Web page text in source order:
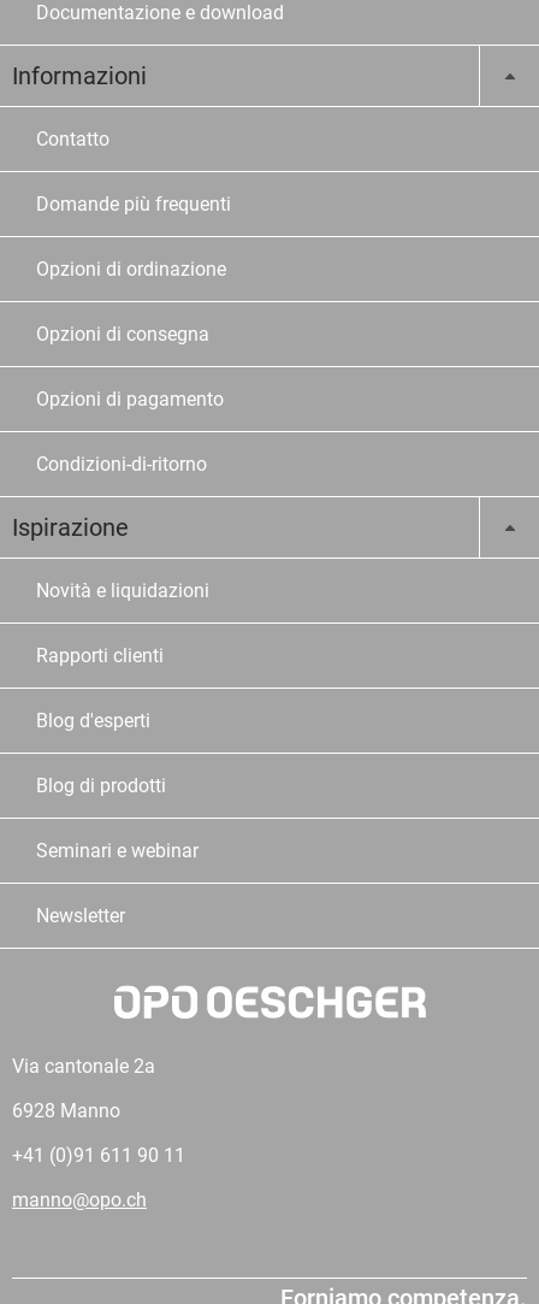
Documentazione e download
Informazioni
Contatto
Domande più frequenti
Opzioni di ordinazione
Opzioni di consegna
Opzioni di pagamento
Condizioni-di-ritorno
Ispirazione
Novità e liquidazioni
Rapporti clienti
Blog d'esperti
Blog di prodotti
Seminari e webinar
Newsletter
Via cantonale 2a
6928 Manno
+41 (0)91 611 90 11
manno@opo.ch